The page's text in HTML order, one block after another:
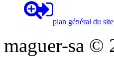
duplan général du site
maguer-sa ©